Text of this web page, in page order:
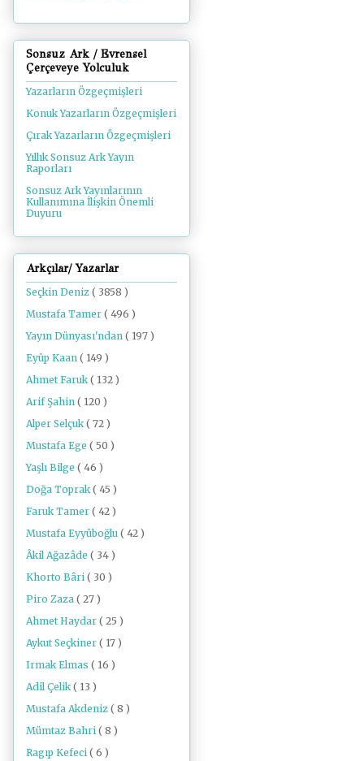
Sonsuz Ark / Evrensel
Çerçeveye Yolculuk
Yazarların Özgeçmişleri
Konuk Yazarların Özgeçmişleri
Çırak Yazarların Özgeçmişleri
Yıllık Sonsuz Ark Yayın
Raporları
Sonsuz Ark Yayınlarının
Kullanımına İlişkin Önemli
Duyuru
Arkçılar/ Yazarlar
Seçkin Deniz ( 3858 )
Mustafa Tamer ( 496 )
Yayın Dünyası'ndan ( 197 )
Eyüp Kaan ( 149 )
Ahmet Faruk ( 132 )
Arif Şahin ( 120 )
Alper Selçuk ( 72 )
Mustafa Ege ( 50 )
Yaşlı Bilge ( 46 )
Doğa Toprak ( 45 )
Faruk Tamer ( 42 )
Mustafa Eyyüboğlu ( 42 )
Âkil Ağazâde ( 34 )
Khorto Bâri ( 30 )
Piro Zaza ( 27 )
Ahmet Haydar ( 25 )
Aykut Seçkiner ( 17 )
Irmak Elmas ( 16 )
Adil Çelik ( 13 )
Mustafa Akdeniz ( 8 )
Mümtaz Bahri ( 8 )
Ragıp Kefeci ( 6 )